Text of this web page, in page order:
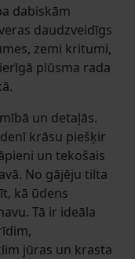
dabiskām
daudzveidīgs
zemi kritumi,
plūsma rada
un detaļās.
krāsu piešķir
un tekošais
No gājēju tilta
kā ūdens
Tā ir ideāla
jūras un krasta